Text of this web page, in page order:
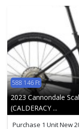
588 146 Ft
2023 Cannondale
(CALDERACY ...
Purchase 1 Unit New